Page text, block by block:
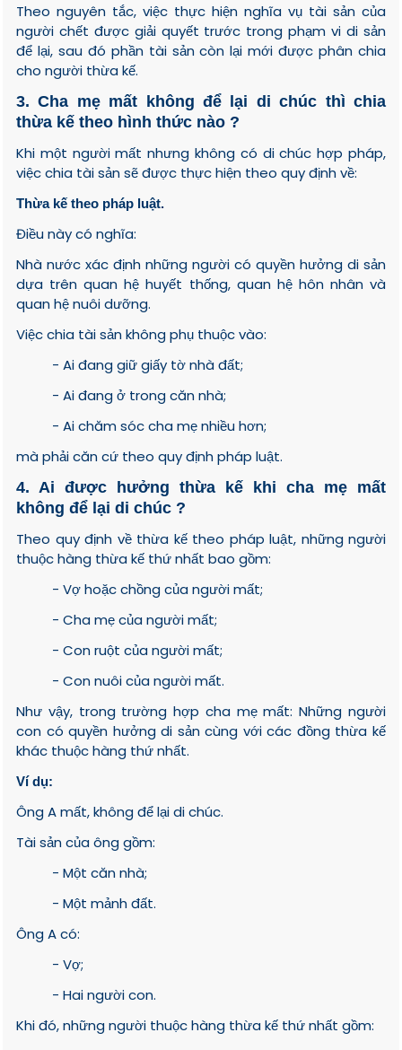
Theo nguyên tắc, việc thực hiện nghĩa vụ tài sản của
người chết được giải quyết trước trong phạm vi di sản
để lại, sau đó phần tài sản còn lại mới được phân chia
cho người thừa kế.
3. Cha mẹ mất không để lại di chúc thì chia
thừa kế theo hình thức nào ?
Khi một người mất nhưng không có di chúc hợp pháp,
việc chia tài sản sẽ được thực hiện theo quy định về:
Thừa kế theo pháp luật.
Điều này có nghĩa:
Nhà nước xác định những người có quyền hưởng di sản
dựa trên quan hệ huyết thống, quan hệ hôn nhân và
quan hệ nuôi dưỡng.
Việc chia tài sản không phụ thuộc vào:
- Ai đang giữ giấy tờ nhà đất;
- Ai đang ở trong căn nhà;
- Ai chăm sóc cha mẹ nhiều hơn;
mà phải căn cứ theo quy định pháp luật.
4. Ai được hưởng thừa kế khi cha mẹ mất
không để lại di chúc ?
Theo quy định về thừa kế theo pháp luật, những người
thuộc hàng thừa kế thứ nhất bao gồm:
- Vợ hoặc chồng của người mất;
- Cha mẹ của người mất;
- Con ruột của người mất;
- Con nuôi của người mất.
Như vậy, trong trường hợp cha mẹ mất: Những người
con có quyền hưởng di sản cùng với các đồng thừa kế
khác thuộc hàng thứ nhất.
Ví dụ:
Ông A mất, không để lại di chúc.
Tài sản của ông gồm:
- Một căn nhà;
- Một mảnh đất.
Ông A có:
- Vợ;
- Hai người con.
Khi đó, những người thuộc hàng thừa kế thứ nhất gồm: